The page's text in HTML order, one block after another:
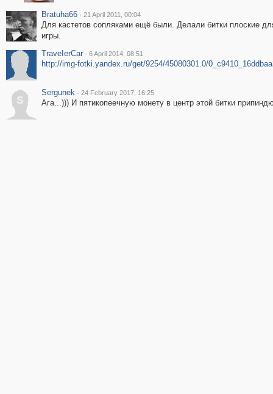
Bratuha66 · 21 April 2011, 00:04
Для кастетов сопляками ещё были. Делали битки плоские
игры.
ТrаvеIеrCar · 6 April 2014, 08:51
http://img-fotki.yandex.ru/get/9254/45080301.0/
S
Sergunek · 24 February 2017, 16:25
Ага...))) И пятикопеечную монету в центр этой битки